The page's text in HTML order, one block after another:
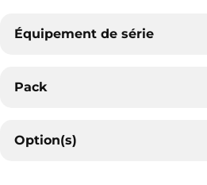
Équipement de série
Pack
Option(s)